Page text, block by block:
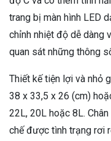
trang bị màn hình LED
chỉnh nhiệt độ dễ dàng
quan sát những thông
Thiết kế tiện lợi và nhỏ
38 x 33,5 x 26 (cm)
22L, 20L hoặc 8L.
chế được tình trạng rơi